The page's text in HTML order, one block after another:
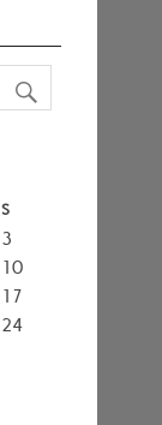
S
3
10
17
24